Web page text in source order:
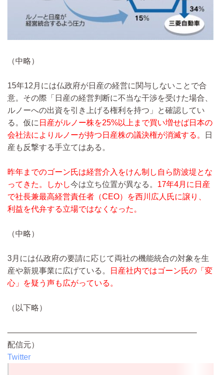
（中略）
15年12月には仏政府が日産の経営に関与しないことで合
意。その際「日産の経営判断に不当な干渉を受けた場合、
ルノーへの出資を引き上げる権利を持つ」と確認してい
る。仮に 日産がルノー株を25%以上まで買い増せば日本の
会社法によりルノーが持つ日産株の議決権が消滅する。
日
産も反撃する手立てはある。
昨年までのゴーン氏は経営介入をけん制し自ら防波堤とな
ってきた。しかし今は立ち位置が異なる。 17年4月に日産
で社長兼最高経営責任者（CEO）を西川広人氏に譲り、
利益を代弁する立場ではなくなった。
（中略）
3月には仏政府の要請に応じて両社の機能統合の対象を生
産や新規事業に広げている。
日産社内ではゴーン氏の「変
心」を疑う声も広がっている。
（以下略）
————————————————————————
配信元）
Twitter